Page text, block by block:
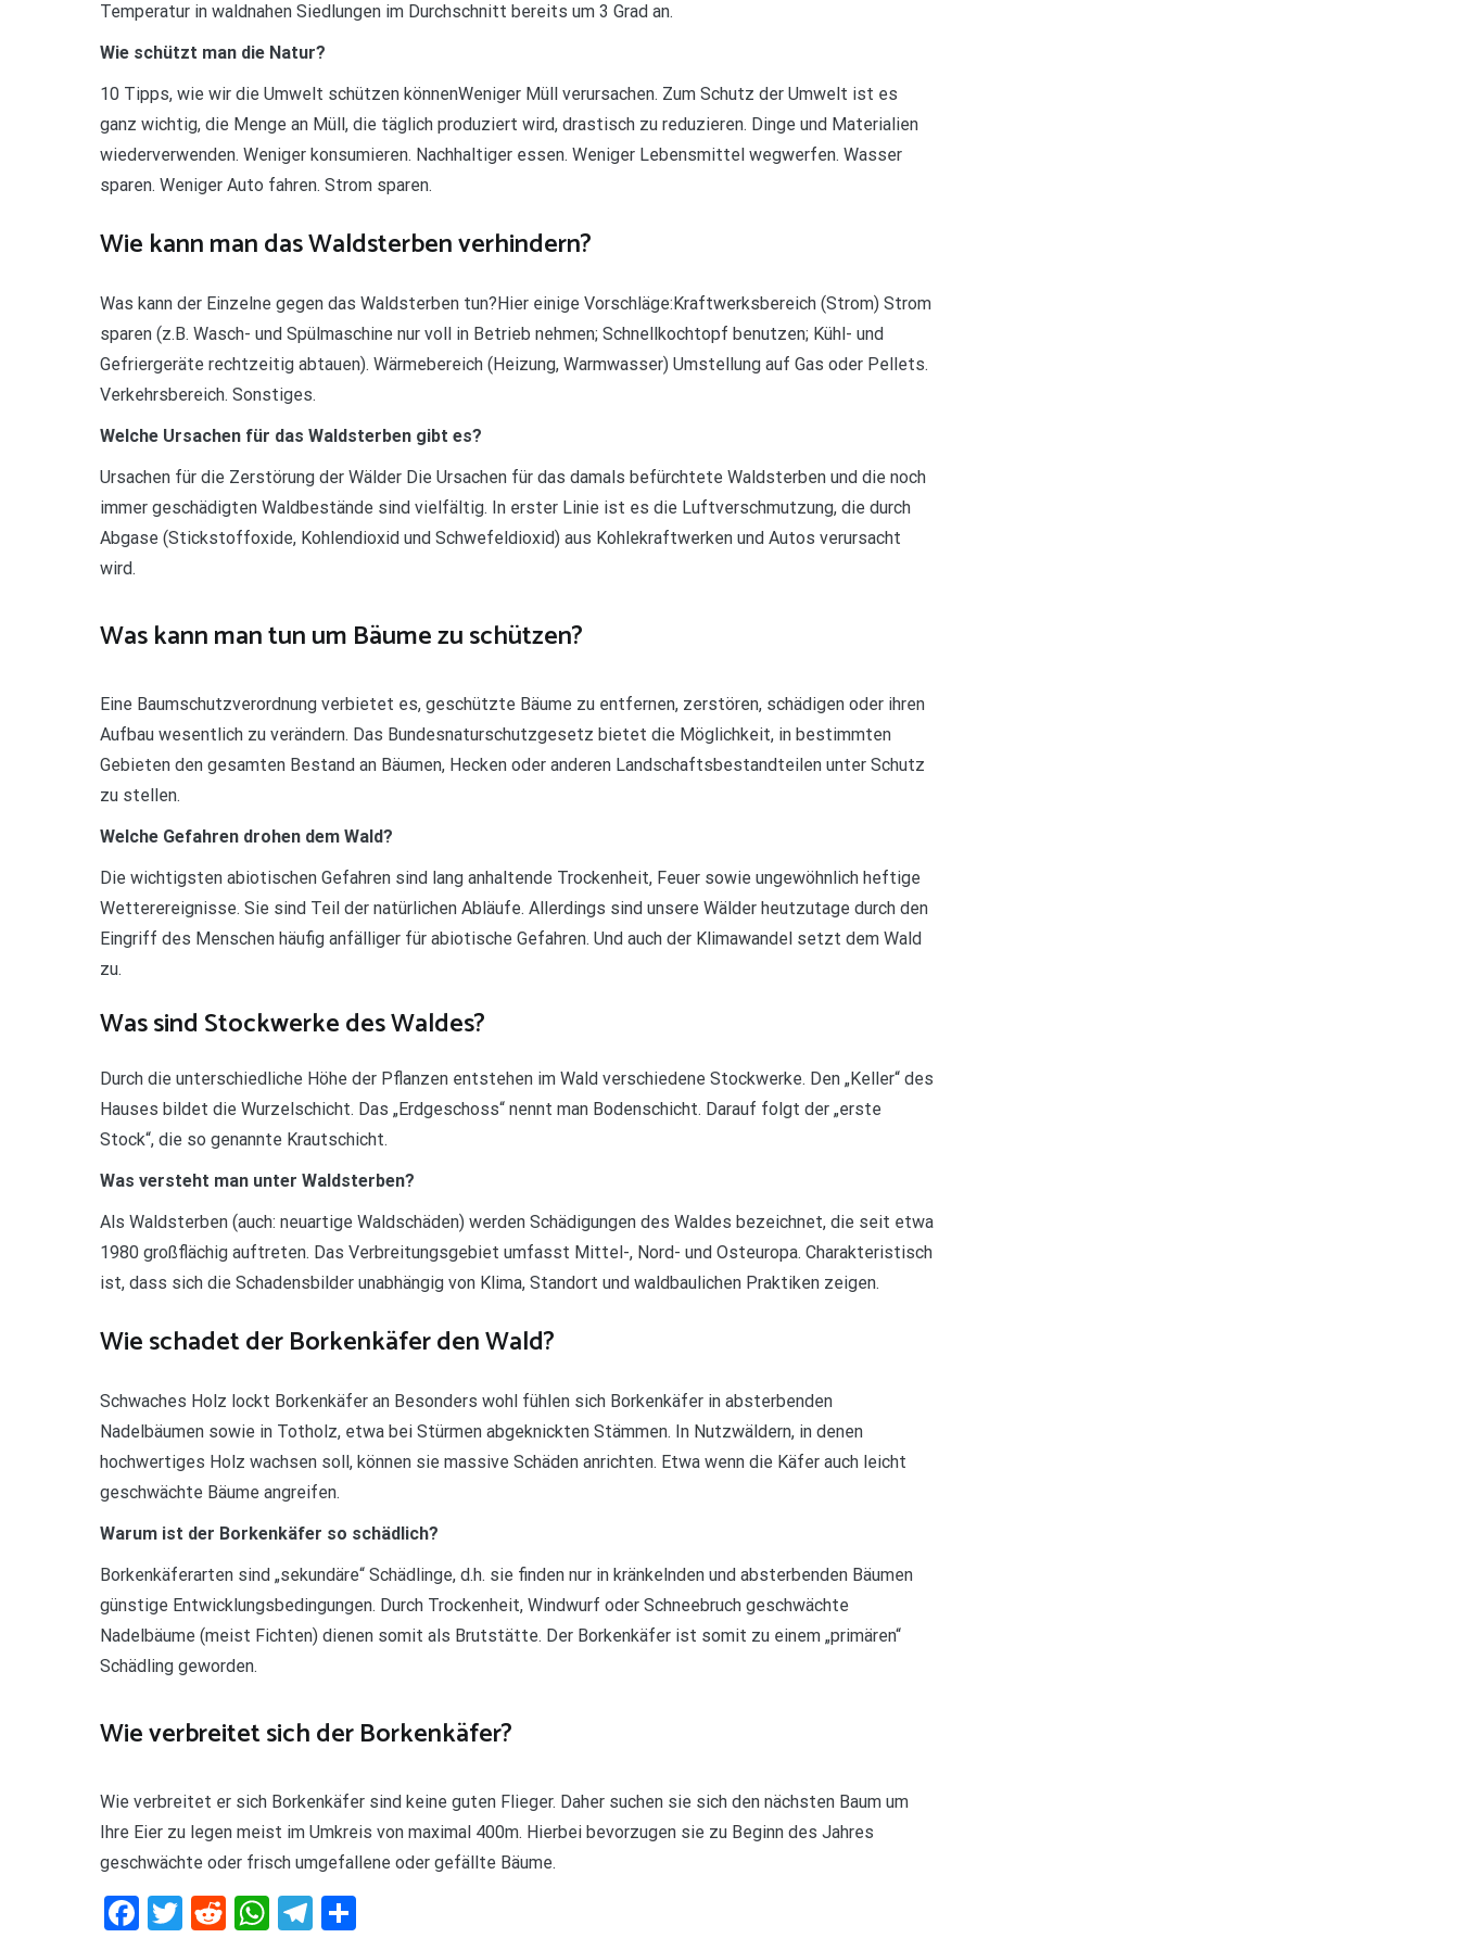
Temperatur in waldnahen Siedlungen im Durchschnitt bereits um 3 Grad an.
Wie schützt man die Natur?
10 Tipps, wie wir die Umwelt schützen könnenWeniger Müll verursachen. Zum Schutz der Umwelt ist es
ganz wichtig, die Menge an Müll, die täglich produziert wird, drastisch zu reduzieren. Dinge und Materialien
wiederverwenden. Weniger konsumieren. Nachhaltiger essen. Weniger Lebensmittel wegwerfen. Wasser
sparen. Weniger Auto fahren. Strom sparen.
Wie kann man das Waldsterben verhindern?
Was kann der Einzelne gegen das Waldsterben tun?Hier einige Vorschläge:Kraftwerksbereich (Strom) Strom
sparen (z.B. Wasch- und Spülmaschine nur voll in Betrieb nehmen; Schnellkochtopf benutzen; Kühl- und
Gefriergeräte rechtzeitig abtauen). Wärmebereich (Heizung, Warmwasser) Umstellung auf Gas oder Pellets.
Verkehrsbereich. Sonstiges.
Welche Ursachen für das Waldsterben gibt es?
Ursachen für die Zerstörung der Wälder Die Ursachen für das damals befürchtete Waldsterben und die noch
immer geschädigten Waldbestände sind vielfältig. In erster Linie ist es die Luftverschmutzung, die durch
Abgase (Stickstoffoxide, Kohlendioxid und Schwefeldioxid) aus Kohlekraftwerken und Autos verursacht
wird.
Was kann man tun um Bäume zu schützen?
Eine Baumschutzverordnung verbietet es, geschützte Bäume zu entfernen, zerstören, schädigen oder ihren
Aufbau wesentlich zu verändern. Das Bundesnaturschutzgesetz bietet die Möglichkeit, in bestimmten
Gebieten den gesamten Bestand an Bäumen, Hecken oder anderen Landschaftsbestandteilen unter Schutz
zu stellen.
Welche Gefahren drohen dem Wald?
Die wichtigsten abiotischen Gefahren sind lang anhaltende Trockenheit, Feuer sowie ungewöhnlich heftige
Wetterereignisse. Sie sind Teil der natürlichen Abläufe. Allerdings sind unsere Wälder heutzutage durch den
Eingriff des Menschen häufig anfälliger für abiotische Gefahren. Und auch der Klimawandel setzt dem Wald
zu.
Was sind Stockwerke des Waldes?
Durch die unterschiedliche Höhe der Pflanzen entstehen im Wald verschiedene Stockwerke. Den „Keller“ des
Hauses bildet die Wurzelschicht. Das „Erdgeschoss“ nennt man Bodenschicht. Darauf folgt der „erste
Stock“, die so genannte Krautschicht.
Was versteht man unter Waldsterben?
Als Waldsterben (auch: neuartige Waldschäden) werden Schädigungen des Waldes bezeichnet, die seit etwa
1980 großflächig auftreten. Das Verbreitungsgebiet umfasst Mittel-, Nord- und Osteuropa. Charakteristisch
ist, dass sich die Schadensbilder unabhängig von Klima, Standort und waldbaulichen Praktiken zeigen.
Wie schadet der Borkenkäfer den Wald?
Schwaches Holz lockt Borkenkäfer an Besonders wohl fühlen sich Borkenkäfer in absterbenden
Nadelbäumen sowie in Totholz, etwa bei Stürmen abgeknickten Stämmen. In Nutzwäldern, in denen
hochwertiges Holz wachsen soll, können sie massive Schäden anrichten. Etwa wenn die Käfer auch leicht
geschwächte Bäume angreifen.
Warum ist der Borkenkäfer so schädlich?
Borkenkäferarten sind „sekundäre“ Schädlinge, d.h. sie finden nur in kränkelnden und absterbenden Bäumen
günstige Entwicklungsbedingungen. Durch Trockenheit, Windwurf oder Schneebruch geschwächte
Nadelbäume (meist Fichten) dienen somit als Brutstätte. Der Borkenkäfer ist somit zu einem „primären“
Schädling geworden.
Wie verbreitet sich der Borkenkäfer?
Wie verbreitet er sich Borkenkäfer sind keine guten Flieger. Daher suchen sie sich den nächsten Baum um
Ihre Eier zu legen meist im Umkreis von maximal 400m. Hierbei bevorzugen sie zu Beginn des Jahres
geschwächte oder frisch umgefallene oder gefällte Bäume.
Facebook
Twitter
RedditWhatsApp
Telegram